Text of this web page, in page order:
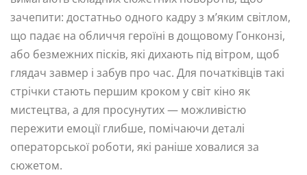
зачепити: достатньо одного кадру з м’яким світлом,
що падає на обличчя героїні в дощовому Гонконзі,
або безмежних пісків, які дихають під вітром, щоб
глядач завмер і забув про час. Для початківців такі
стрічки стають першим кроком у світ кіно як
мистецтва, а для просунутих — можливістю
пережити емоції глибше, помічаючи деталі
операторської роботи, які раніше ховалися за
сюжетом.